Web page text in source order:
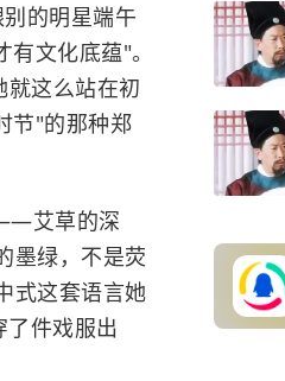
的明星端午
文化底蕴"。
这么站在初
节"的那种郑
艾草的深
墨绿，不是荧
式这套语言她
件戏服出